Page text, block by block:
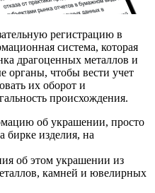
регистрацию в
система, которая
драгоценных металлов и
органы, чтобы вести учет
их оборот и
происхождения.
об украшении, просто
бирке изделия, на
об этом украшении из
камней и ювелирных